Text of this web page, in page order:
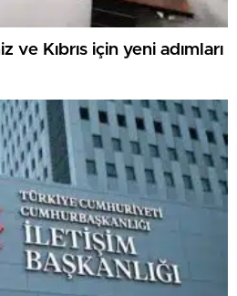
ve Kıbrıs için yeni adımları